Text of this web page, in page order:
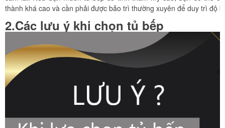
thành khá cao và cần phải được bảo trì thường xuyên để duy trì độ
2.Các lưu ý khi chọn tủ bếp